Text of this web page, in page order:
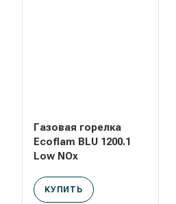
Газовая горелка
Ecoflam BLU 1200.1
Low NOx
КУПИТЬ